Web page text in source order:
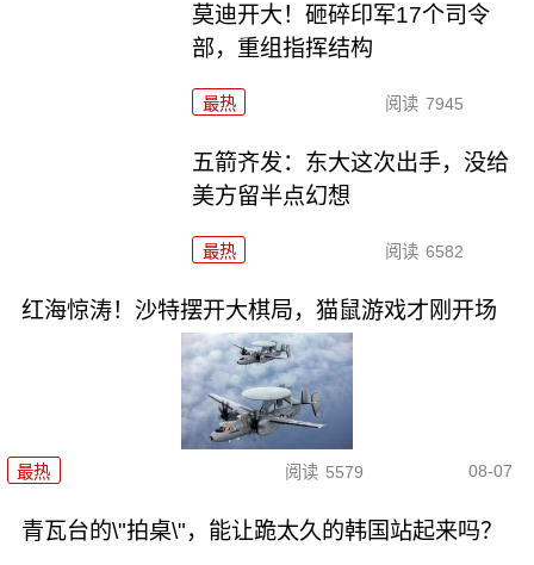
莫迪开大！砸碎印军17个司令
部，重组指挥结构
最热 阅读 7945
五箭齐发：东大这次出手，没给
美方留半点幻想
最热 阅读 6582
红海惊涛！沙特摆开大棋局，猫鼠游戏才刚开场
最热 阅读 5579 08-07
青瓦台的\"拍桌\"，能让跪太久的韩国站起来吗？